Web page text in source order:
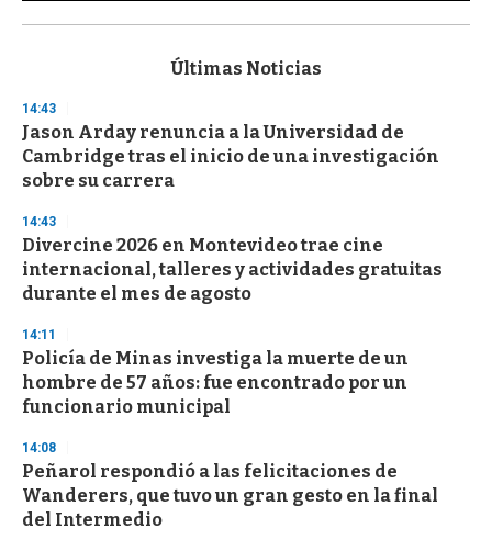
s
d
s
o
f
3
s
e
c
o
n
Últimas Noticias
14:43
Jason Arday renuncia a la Universidad de
Cambridge tras el inicio de una investigación
sobre su carrera
14:43
Divercine 2026 en Montevideo trae cine
internacional, talleres y actividades gratuitas
durante el mes de agosto
14:11
Policía de Minas investiga la muerte de un
hombre de 57 años: fue encontrado por un
funcionario municipal
14:08
Peñarol respondió a las felicitaciones de
Wanderers, que tuvo un gran gesto en la final
del Intermedio